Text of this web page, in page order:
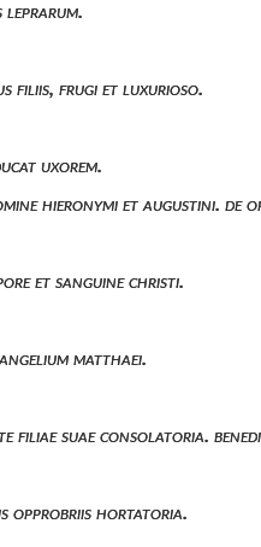
leprarum.
filiis, frugi et luxurioso.
uxorem.
hieronymi et augustini. de
et sanguine christi.
matthaei.
filiae suae consolatoria.
opprobriis hortatoria.